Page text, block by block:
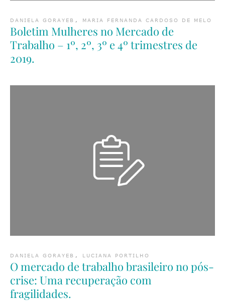
DANIELA GORAYEB , MARIA FERNANDA CARDOSO DE MELO
Boletim Mulheres no Mercado de
Trabalho – 1º, 2º, 3º e 4º trimestres de
2019.
DANIELA GORAYEB , LUCIANA PORTILHO
O mercado de trabalho brasileiro no pós-
crise: Uma recuperação com
fragilidades.